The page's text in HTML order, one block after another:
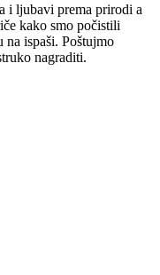
i ljubavi prema prirodi a
kako smo počistili
ispaši. Poštujmo
nagraditi.